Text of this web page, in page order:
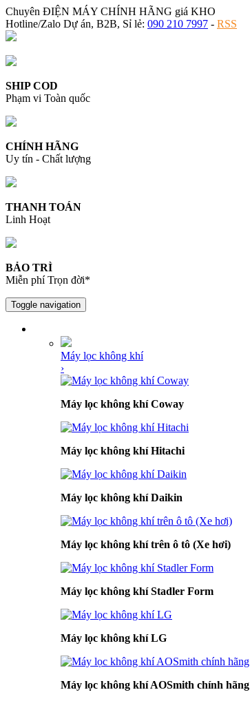
Chuyên ĐIỆN MÁY CHÍNH HÃNG giá KHO
Hotline/Zalo Dự án, B2B, Sỉ lẻ: 090 210 7997 - RSS
SHIP COD
Phạm vi Toàn quốc
CHÍNH HÃNG
Uy tín - Chất lượng
THANH TOÁN
Linh Hoạt
BẢO TRÌ
Miễn phí Trọn đời*
Toggle navigation
Máy lọc không khí
›
Máy lọc không khí Coway
Máy lọc không khí Hitachi
Máy lọc không khí Daikin
Máy lọc không khí trên ô tô (Xe hơi)
Máy lọc không khí Stadler Form
Máy lọc không khí LG
Máy lọc không khí AOSmith chính hãng